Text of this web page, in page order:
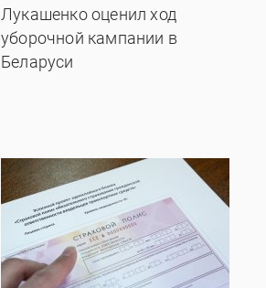
Лукашенко оценил ход
уборочной кампании в
Беларуси